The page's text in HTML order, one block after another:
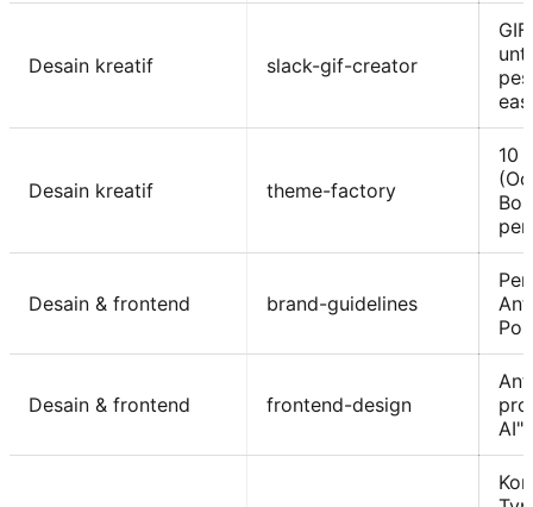
Desain kreatif slack-gif-creator
Desain kreatif theme-factory
10
Desain & frontend brand-guidelines
Desain & frontend frontend-design
AI"